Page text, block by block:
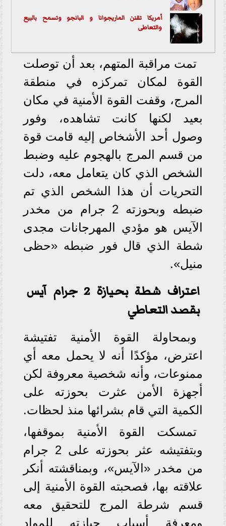
أمريكا تقنن الماريجوانا و البانجو وتسمح بالبيع
والتعاطى
تمت مراقبة المتهم، بعد أن توصلت
القوة لمكان تمركزه في منطقة
المرج، وقفت القوة الأمنية في مكان
بعيد لكنها كانت تشاهده، وفور
وصول أحد الأشخاص إليه قامت قوة
من قسم المرج بالهجوم عليه وضبط
الشخص الذي كان يتعامل معه، دلت
التحريات أن هذا الشخص الذي تم
ضبطه وبحوزته 2 جرام من مخدر
الآيس هو مؤدي المهرجانات مجدى
شطة الذي قال فور ضبطه «حظى
منيل».
اعتراف شطة بحيازة 2 جرام آيس
بقصد التعاطي
وبمحاولة القوة الأمنية تفتيشة
اعترض، مؤكدًا أنه لا يحمل معه أي
ممنوعات، وأنه شخصية معروفة لكن
أجهزة الأمن عثرت بحوزته على
الكمية التي قام بشرائها منذ لحظات.
تمسكت القوة الأمنية بموقفها،
وبتفتيشه عثر بحوزته على 2 جرام
من مخدر «الآيس»، وبمناقشته أنكر
علاقته بها، فصحبته القوة الأمنية إلى
قسم شرطة المرج للتحقيق معه
ومعرفة أسباب حيازته للمواد